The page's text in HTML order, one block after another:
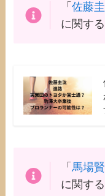
「 佐藤
に関す
「 馬場
に関す